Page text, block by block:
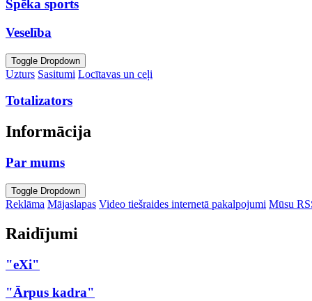
Spēka sports
Veselība
Toggle Dropdown
Uzturs Sasitumi Locītavas un ceļi
Totalizators
Informācija
Par mums
Toggle Dropdown
Reklāma Mājaslapas Video tiešraides internetā pakalpojumi Mūsu
Raidījumi
"eXi"
"Ārpus kadra"